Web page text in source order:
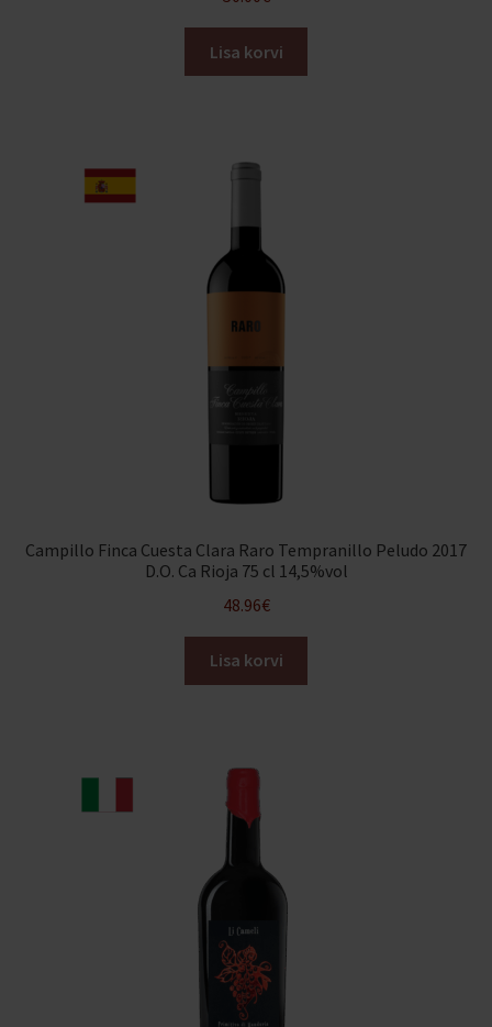
Lisa korvi
Campillo Finca Cuesta Clara Raro Tempranillo Peludo 2017
D.O. Ca Rioja 75 cl 14,5%vol
48.96€
Lisa korvi